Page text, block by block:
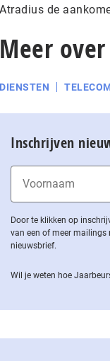
Atradius de
Meer over
DIENSTEN
Inschrijven
Door te klikken op
van een of meer
nieuwsbrief.
Wil je weten hoe